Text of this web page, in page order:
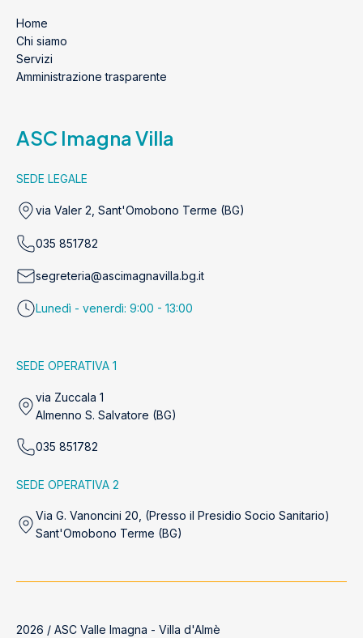
Home
Chi siamo
Servizi
Amministrazione trasparente
ASC Imagna Villa
SEDE LEGALE
via Valer 2, Sant'Omobono Terme (BG)
035 851782
segreteria@ascimagnavilla.bg.it
Lunedì - venerdì: 9:00 - 13:00
SEDE OPERATIVA 1
via Zuccala 1
Almenno S. Salvatore (BG)
035 851782
SEDE OPERATIVA 2
Via G. Vanoncini 20, (Presso il Presidio Socio Sanitario)
Sant'Omobono Terme (BG)
2026 / ASC Valle Imagna - Villa d'Almè